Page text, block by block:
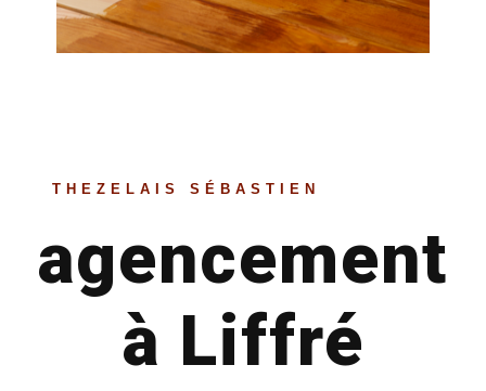
THEZELAIS SÉBASTIEN
agencement
à Liffré